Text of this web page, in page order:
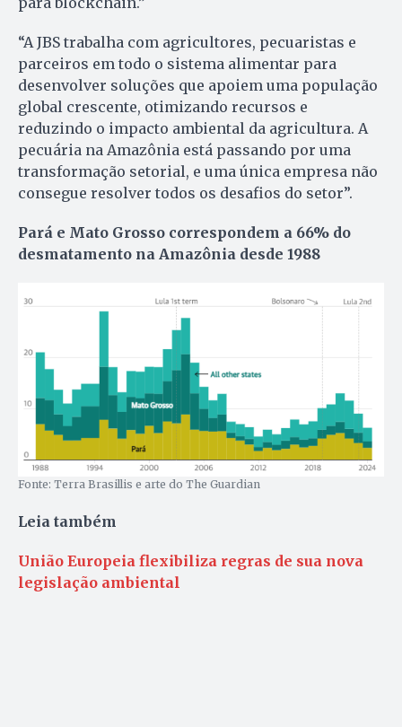
“A JBS trabalha com agricultores, pecuaristas e
parceiros em todo o sistema alimentar para
desenvolver soluções que apoiem uma população
global crescente, otimizando recursos e
reduzindo o impacto ambiental da agricultura. A
pecuária na Amazônia está passando por uma
transformação setorial, e uma única empresa não
consegue resolver todos os desafios do setor”.
Pará e Mato Grosso correspondem a 66% do
desmatamento na Amazônia desde 1988
Fonte: Terra Brasillis e arte do The Guardian
Leia também
União Europeia flexibiliza regras de sua nova
legislação ambiental